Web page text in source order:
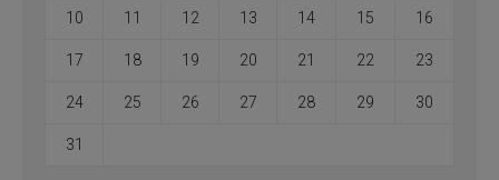
10 11 12 13 14 15 16
17 18 19 20 21 22 23
24 25 26 27 28 29 30
31